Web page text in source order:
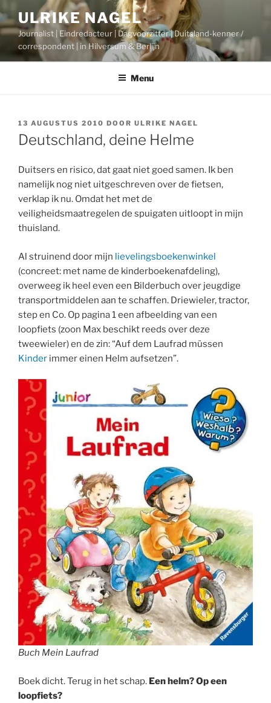
naar
de
inhoud
ULRIKE NAGEL
Journalist | Eindredacteur | Dagvoorzitter | Duitsland-kenner /
correspondent | in Hilversum & Berlijn
Menu
GEPLAATST
OP
13 AUGUSTUS 2010 DOOR ULRIKE NAGEL
Deutschland, deine Helme
Duitsers en risico, dat gaat niet goed samen. Ik ben
namelijk nog niet uitgeschreven over de fietsen,
verklap ik nu. Omdat het met de
veiligheidsmaatregelen de spuigaten uitloopt in mijn
thuisland.
Al struinend door mijn lievelingsboekenwinkel
(concreet: met name de kinderboekenafdeling),
overweeg ik heel even een Bilderbuch over jeugdige
transportmiddelen aan te schaffen. Driewieler, tractor,
step en Co. Op pagina 1 een afbeelding van een
loopfiets (zoon Max beschikt reeds over deze
tweewieler) en de zin: “Auf dem Laufrad müssen
Kinder immer einen Helm aufsetzen”.
Buch Mein Laufrad
Boek dicht. Terug in het schap. Een helm? Op een
loopfiets?